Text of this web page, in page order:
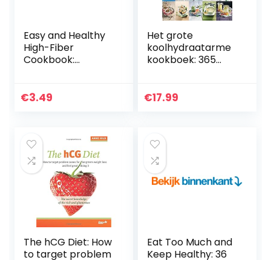
Easy and Healthy
High-Fiber
Cookbook:
Gut Health (English
€3.49
Het grote
koolhydraatarme
kookboek: 365
€17.99
The hCG Diet: How
to target problem
Eat Too Much and
Keep Healthy: 36